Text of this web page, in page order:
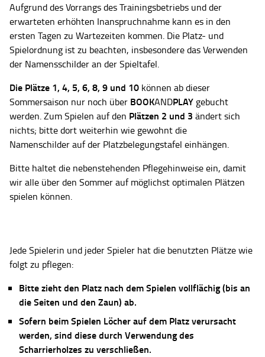
Aufgrund des Vorrangs des Trainingsbetriebs und der
erwarteten erhöhten Inanspruchnahme kann es in den
ersten Tagen zu Wartezeiten kommen. Die Platz- und
Spielordnung ist zu beachten, insbesondere das Verwenden
der Namensschilder an der Spieltafel.
Die Plätze 1, 4, 5, 6, 8, 9 und 10 können ab dieser
Sommersaison nur noch über BOOKANDPLAY gebucht
werden. Zum Spielen auf den Plätzen 2 und 3 ändert sich
nichts; bitte dort weiterhin wie gewohnt die
Namenschilder auf der Platzbelegungstafel einhängen.
Bitte haltet die nebenstehenden Pflegehinweise ein, damit
wir alle über den Sommer auf möglichst optimalen Plätzen
spielen können.
Jede Spielerin und jeder Spieler hat die benutzten Plätze wie
folgt zu pflegen:
Bitte zieht den Platz nach dem Spielen vollflächig (bis an
die Seiten und den Zaun) ab.
Sofern beim Spielen Löcher auf dem Platz verursacht
werden, sind diese durch Verwendung des
Scharrierholzes zu verschließen.